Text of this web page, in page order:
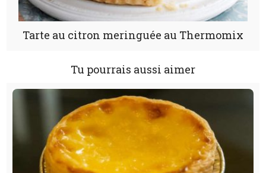
Tarte au citron meringuée au Thermomix
Tu pourrais aussi aimer